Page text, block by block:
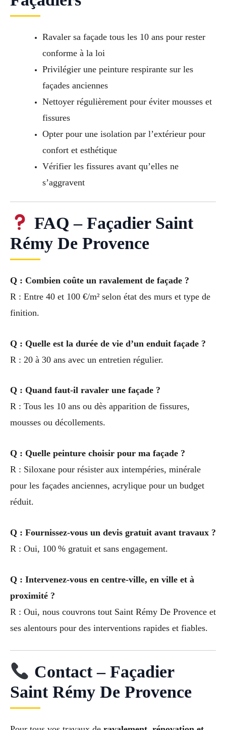
Ravaler sa façade tous les 10 ans pour rester
conforme à la loi
Privilégier une peinture respirante sur les
façades anciennes
Nettoyer régulièrement pour éviter mousses et
fissures
Opter pour une isolation par l’extérieur pour
confort et esthétique
Vérifier les fissures avant qu’elles ne
s’aggravent
FAQ – Façadier Saint
Rémy De Provence
Q : Combien coûte un ravalement de façade ?
R : Entre 40 et 100 €/m² selon état des murs et type de
finition.
Q : Quelle est la durée de vie d’un enduit façade ?
R : 20 à 30 ans avec un entretien régulier.
Q : Quand faut-il ravaler une façade ?
R : Tous les 10 ans ou dès apparition de fissures,
mousses ou décollements.
Q : Quelle peinture choisir pour ma façade ?
R : Siloxane pour résister aux intempéries, minérale
pour les façades anciennes, acrylique pour un budget
réduit.
Q : Fournissez-vous un devis gratuit avant travaux ?
R : Oui, 100 % gratuit et sans engagement.
Q : Intervenez-vous en centre-ville, en ville et à
proximité ?
R : Oui, nous couvrons tout Saint Rémy De Provence et
ses alentours pour des interventions rapides et fiables.
Contact – Façadier
Saint Rémy De Provence